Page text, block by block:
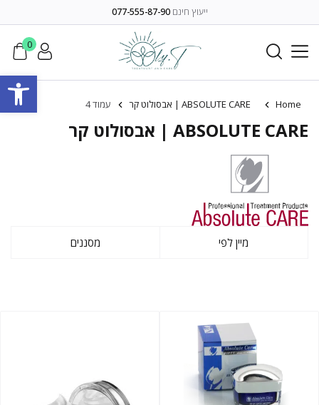
ייעוץ חינם 077-555-87-90
0
Home ABSOLUTE CARE | אבסולוט קר עמוד 4
ABSOLUTE CARE | אבסולוט קר
מיין לפי מסננים
פתח